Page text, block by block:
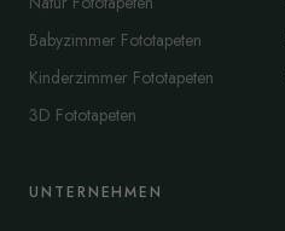
Babyzimmer Fototapeten
Kinderzimmer Fototapeten
3D Fototapeten
UNTERNEHMEN